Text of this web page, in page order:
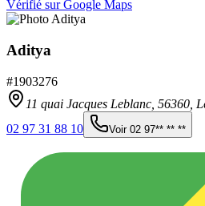
Vérifié sur Google Maps
Aditya
#1903276
11 quai Jacques Leblanc, 56360
02 97 31 88 10
Voir 02 97** ** **